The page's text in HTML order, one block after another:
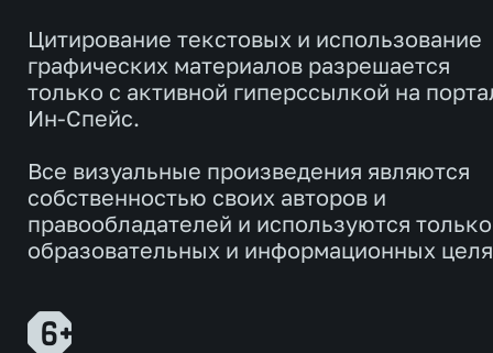
Цитирование текстовых и использование
графических материалов разрешается
только с активной гиперссылкой на
Ин-Спейс.
Все визуальные произведения являются
собственностью своих авторов и
правообладателей и используются
образовательных и информационных